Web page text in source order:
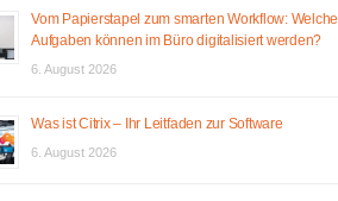
Vom Papierstapel zum smarten Workflow: Welche
Aufgaben können im Büro digitalisiert werden?
6. August 2026
Was ist Citrix – Ihr Leitfaden zur Software
6. August 2026